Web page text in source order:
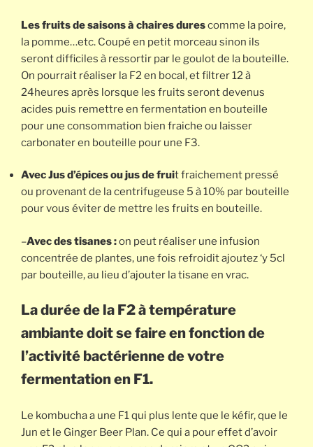
Les fruits de saisons à chaires durescomme la poire,
la pomme…etc. Coupé en petit morceau sinon ils
seront difficiles à ressortir par le goulot de la bouteille.
On pourrait réaliser la F2 en bocal, et filtrer 12 à
24heures après lorsque les fruits seront devenus
acides puis remettre en fermentation en bouteille
pour une consommation bien fraiche ou laisser
carbonater en bouteille pour une F3.
Avec Jus d’épices ou jus de fruit fraichement pressé
ou provenant de la centrifugeuse 5 à 10% par bouteille
pour vous éviter de mettre les fruits en bouteille.
–Avec des tisanes :on peut réaliser une infusion
concentrée de plantes, une fois refroidit ajoutez ‘y 5cl
par bouteille, au lieu d’ajouter la tisane en vrac.
La durée de la F2 à température
ambiante doit se faire en fonction de
l’activité bactérienne de votre
fermentation en F1.
Le kombucha a une F1 qui plus lente que le kéfir, que le
Jun et le Ginger Beer Plan. Ce qui a pour effet d’avoir